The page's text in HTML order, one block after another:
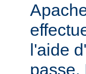
l'aide
passe.